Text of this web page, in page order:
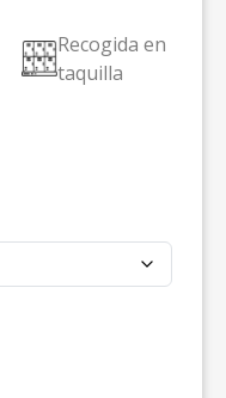
Recogida en
taquilla